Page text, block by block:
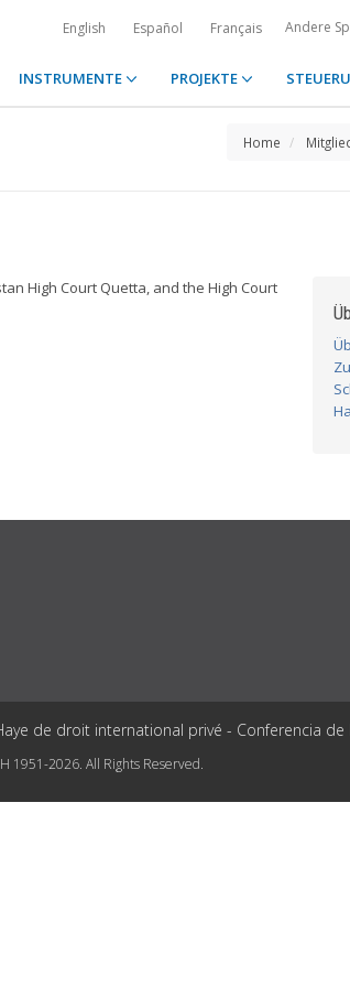
English Español Français Andere
INSTRUMENTE PROJEKTE
Home
High Court Quetta, and the High Court
de droit international privé - Conferencia
1951-2026. All Rights Reserved.